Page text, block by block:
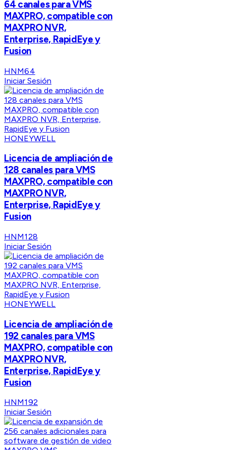
64 canales para VMS
MAXPRO, compatible con
MAXPRO NVR,
Enterprise, RapidEye y
Fusion
HNM64
Iniciar Sesión
HONEYWELL
Licencia de ampliación de
128 canales para VMS
MAXPRO, compatible con
MAXPRO NVR,
Enterprise, RapidEye y
Fusion
HNM128
Iniciar Sesión
HONEYWELL
Licencia de ampliación de
192 canales para VMS
MAXPRO, compatible con
MAXPRO NVR,
Enterprise, RapidEye y
Fusion
HNM192
Iniciar Sesión